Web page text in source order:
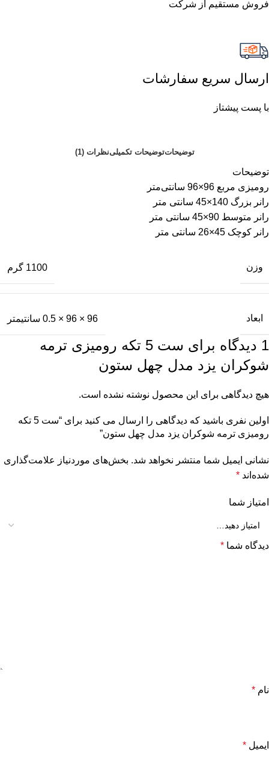
فروش مستقیم از شرکت
ارسال سریع سفارشات
با پست پیشتاز
توضیحاتتوضیحات تکمیلینظرات (1)
توضیحات
رومیزی مربع 96×96 سانتی‌متر
رانر بزرگ 140×45 سانتی متر
رانر متوسط 90×45 سانتی متر
رانر کوچک 45×26 سانتی متر
وزن 1100 گرم
ابعاد 96 × 96 × 0.5 سانتیمتر
1 دیدگاه برای
ست 5 تکه رومیزی ترمه
شوکران یزد مدل چهل ستون
هیچ دیدگاهی برای این محصول نوشته نشده است.
اولین نفری باشید که دیدگاهی را ارسال می کنید برای “ست 5 تکه
رومیزی ترمه شوکران یزد مدل چهل ستون”
نشانی ایمیل شما منتشر نخواهد شد. بخش‌های موردنیاز علامت‌گذاری
شده‌اند *
امتیاز شما
دیدگاه شما *
نام *
ایمیل *